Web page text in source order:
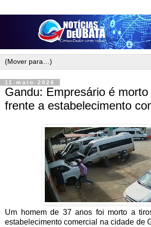
11 maio 2026
Gandu: Empresário é
frente a estabelecimento
Um homem de 37 anos foi morto a
estabelecimento comercial na cidade de